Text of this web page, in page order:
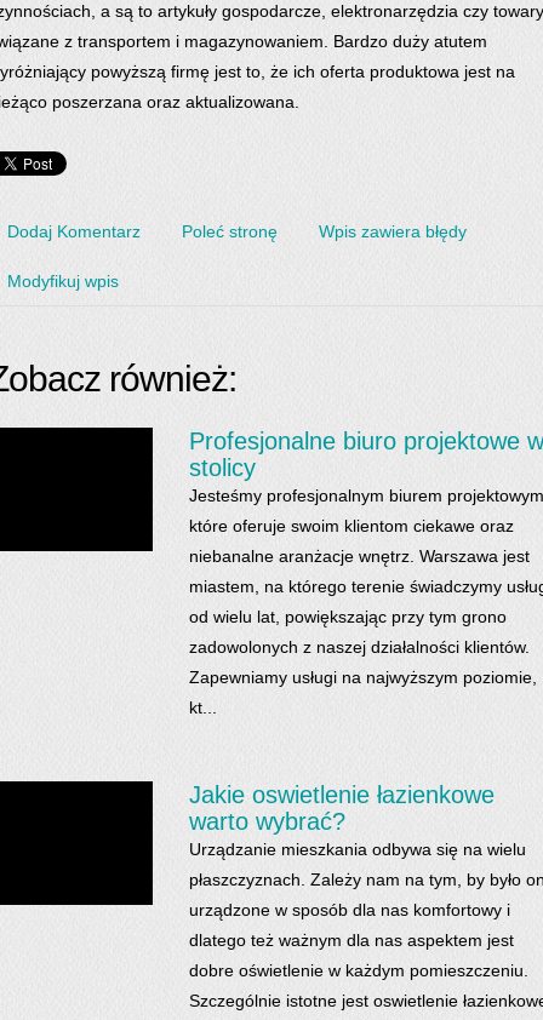
a są to artykuły gospodarcze, elektronarzędzia czy towary
z transportem i magazynowaniem. Bardzo duży atutem
powyższą firmę jest to, że ich oferta produktowa jest na
poszerzana oraz aktualizowana.
Dodaj Komentarz Poleć stronę Wpis zawiera błędy
Modyfikuj wpis
również:
Profesjonalne biuro projektowe w
stolicy
Jesteśmy profesjonalnym biurem
które oferuje swoim klientom ciekawe oraz
niebanalne aranżacje wnętrz. Warszawa jest
miastem, na którego terenie świadczymy
od wielu lat, powiększając przy tym grono
zadowolonych z naszej działalności klientów.
Zapewniamy usługi na najwyższym poziomie,
kt...
Jakie oswietlenie łazienkowe
warto wybrać?
Urządzanie mieszkania odbywa się na wielu
płaszczyznach. Zależy nam na tym, by było
urządzone w sposób dla nas komfortowy i
dlatego też ważnym dla nas aspektem jest
dobre oświetlenie w każdym pomieszczeniu.
Szczególnie istotne jest oswietlenie